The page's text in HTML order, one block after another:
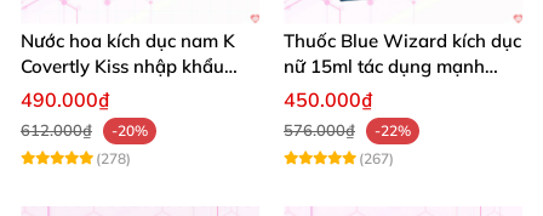
Nước hoa kích dục nam K
Covertly Kiss nhập khẩu
hàng chính hãng
490.000₫
612.000₫
-20%
(278)
Thuốc Blue Wizard kích dục
nữ 15ml tác dụng mạnh
chính hãng
450.000₫
576.000₫
-22%
(267)